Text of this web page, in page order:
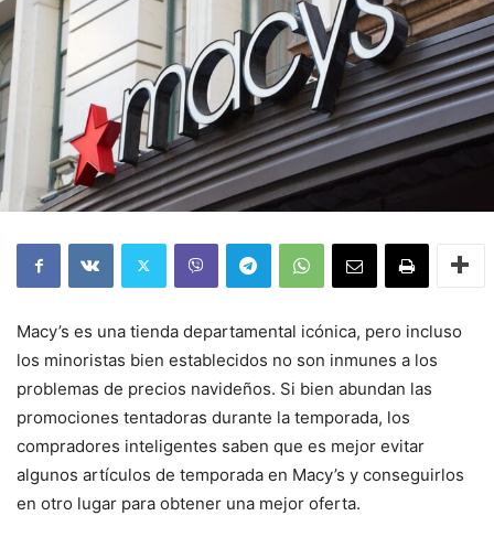
Macy’s es una tienda departamental icónica, pero incluso
los minoristas bien establecidos no son inmunes a los
problemas de precios navideños. Si bien abundan las
promociones tentadoras durante la temporada, los
compradores inteligentes saben que es mejor evitar
algunos artículos de temporada en Macy’s y conseguirlos
en otro lugar para obtener una mejor oferta.